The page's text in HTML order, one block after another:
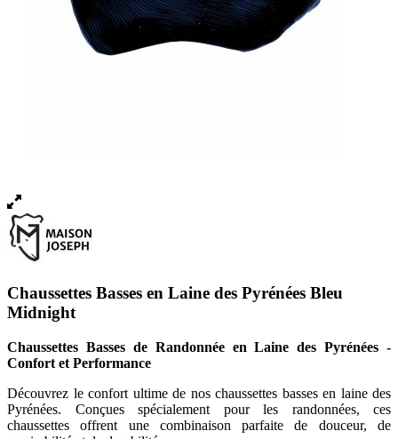
Chaussettes Basses en Laine des Pyrénées Bleu
Midnight
Chaussettes Basses de Randonnée en Laine des Pyrénées -
Confort et Performance
Découvrez le confort ultime de nos chaussettes basses en laine des
Pyrénées. Conçues spécialement pour les randonnées, ces
chaussettes offrent une combinaison parfaite de douceur, de